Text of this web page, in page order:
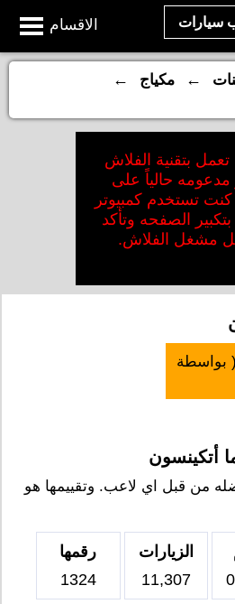
الاقسام سيارات
← مكياج
←
تعمل بتقنية الفلاش
حالياً على
تستخدم كمبيوتر
الصفحه وتأكد
مشغل الفلاش.
( بواسطة
أتكينسون
من قبل اي لاعب. وتقييمها هو
الزيارات
11,307
رقمها
1324